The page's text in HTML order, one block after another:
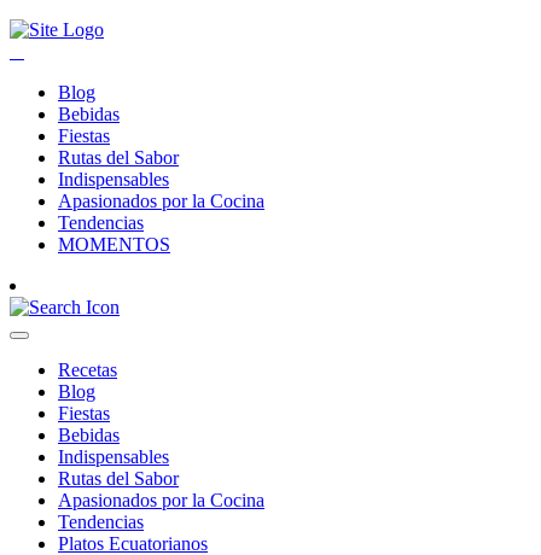
Blog
Bebidas
Fiestas
Rutas del Sabor
Indispensables
Apasionados por la Cocina
Tendencias
MOMENTOS
Recetas
Blog
Fiestas
Bebidas
Indispensables
Rutas del Sabor
Apasionados por la Cocina
Tendencias
Platos Ecuatorianos